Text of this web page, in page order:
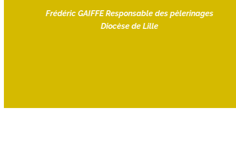
Frédéric GAIFFE Responsable des pèlerinages
Diocèse de Lille